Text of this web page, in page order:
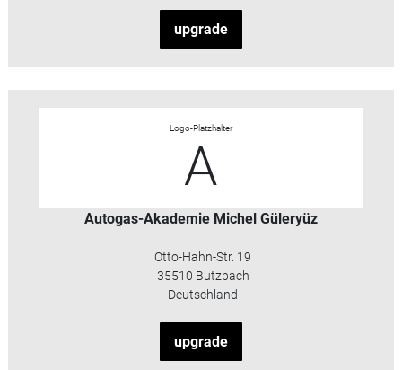
upgrade
Logo-Platzhalter
A
Autogas-Akademie Michel Güleryüz
Otto-Hahn-Str. 19
35510 Butzbach
Deutschland
upgrade